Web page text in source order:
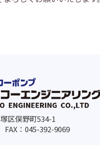
区俣野町534-1
FAX：045-392-9069